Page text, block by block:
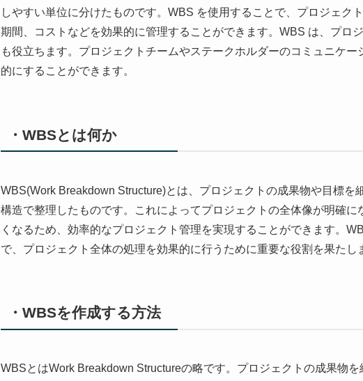
しやすい単位に分けたものです。WBS を使用することで、プロジェク
期間、コストなどを効果的に管理することができます。WBS は、プロ
も役立ちます。プロジェクトチームやステークホルダーのコミュニケ
的にすることができます。
・WBSとは何か
WBS(Work Breakdown Structure)とは、プロジェクトの成果物や目標
構造で整理したものです。これによってプロジェクトの全体像が明確
くなるため、効率的なプロジェクト管理を実現することができます。
で、プロジェクト全体の処理を効果的に行うために重要な役割を果たし
・WBSを作成する方法
WBSとはWork Breakdown Structureの略です。プロジェクトの成果物